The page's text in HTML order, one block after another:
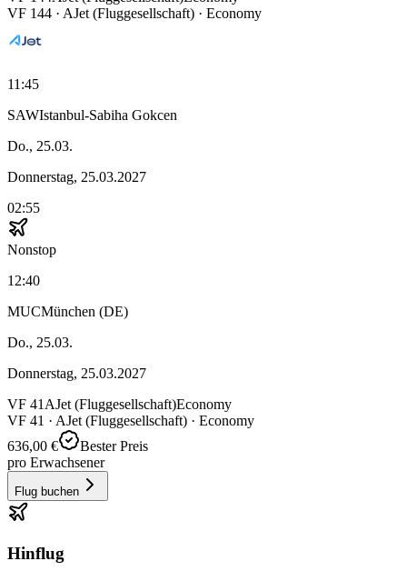
VF 144 · AJet (Fluggesellschaft) · Economy
11:45
SAWIstanbul-Sabiha Gokcen
Do., 25.03.
Donnerstag, 25.03.2027
02:55
Nonstop
12:40
MUCMünchen (DE)
Do., 25.03.
Donnerstag, 25.03.2027
VF 41 AJet (Fluggesellschaft)Economy
VF 41 · AJet (Fluggesellschaft) · Economy
636,00 €
Bester Preis
pro Erwachsener
Flug buchen
Hinflug